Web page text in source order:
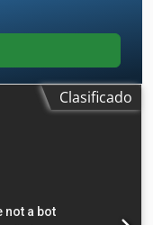
Clasificado